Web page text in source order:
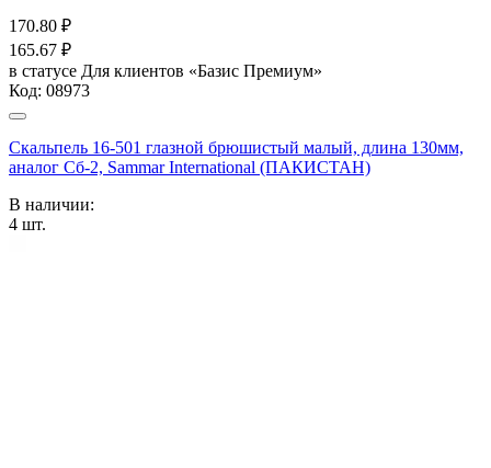
170.80 ₽
165.67 ₽
в статусе Для клиентов «Базис Премиум»
Код: 08973
Скальпель 16-501 глазной брюшистый малый, длина 130мм,
аналог Сб-2, Sammar International (ПАКИСТАН)
В наличии:
4 шт.